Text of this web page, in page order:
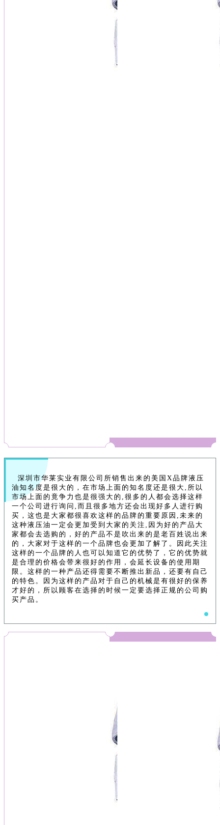
深圳市华莱实业有限公司所销售出来的美国X品牌液压
油知名度是很大的，在市场上面的知名度还是很大,所以
市场上面的竟争力也是很强大的,很多的人都会选择这样
一个公司进行询问,而且很多地方还会出现好多人进行购
买，这也是大家都很喜欢这样的品牌的重要原因,未来的
这种液压油一定会更加受到大家的关注,因为好的产品大
家都会去选购的，好的产品不是吹出来的是老百姓说出来
的，大家对于这样的一个品牌也会更加了解了。因此关注
这样的一个品牌的人也可以知道它的优勢了，它的优势就
是合理的价格会带来很好的作用，会延长设备的使用期
限。这样的一种产品还得需要不断推出新品，还要有自己
的特色。因为这样的产品对于自己的机械是有很好的保养
才好的，所以顾客在选择的时候一定要选择正规的公司购
买产品。